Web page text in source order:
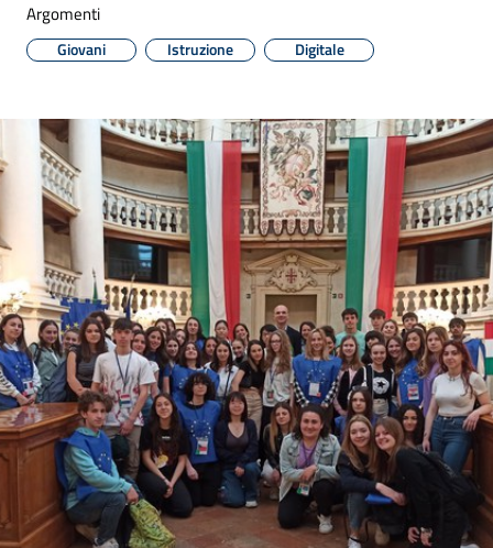
Partecipazione
Approfondimenti
Contatti
Seguici
su
Argomenti
Giovani Istruzione Digitale